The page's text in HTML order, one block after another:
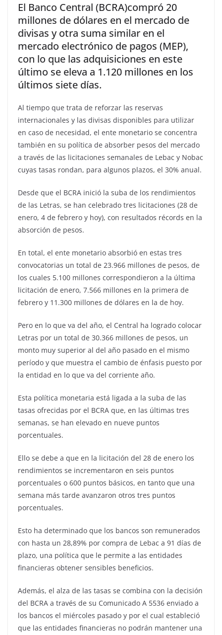
El Banco Central (BCRA)compró 20
millones de dólares en el mercado de
divisas y otra suma similar en el
mercado electrónico de pagos (MEP),
con lo que las adquisiciones en este
último se eleva a 1.120 millones en los
últimos siete días.
Al tiempo que trata de reforzar las reservas
internacionales y las divisas disponibles para utilizar
en caso de necesidad, el ente monetario se concentra
también en su política de absorber pesos del mercado
a través de las licitaciones semanales de Lebac y Nobac
cuyas tasas rondan, para algunos plazos, el 30% anual.
Desde que el BCRA inició la suba de los rendimientos
de las Letras, se han celebrado tres licitaciones (28 de
enero, 4 de febrero y hoy), con resultados récords en la
absorción de pesos.
En total, el ente monetario absorbió en estas tres
convocatorias un total de 23.966 millones de pesos, de
los cuales 5.100 millones correspondieron a la última
licitación de enero, 7.566 millones en la primera de
febrero y 11.300 millones de dólares en la de hoy.
Pero en lo que va del año, el Central ha logrado colocar
Letras por un total de 30.366 millones de pesos, un
monto muy superior al del año pasado en el mismo
período y que muestra el cambio de énfasis puesto por
la entidad en lo que va del corriente año.
Esta política monetaria está ligada a la suba de las
tasas ofrecidas por el BCRA que, en las últimas tres
semanas, se han elevado en nueve puntos
porcentuales.
Ello se debe a que en la licitación del 28 de enero los
rendimientos se incrementaron en seis puntos
porcentuales o 600 puntos básicos, en tanto que una
semana más tarde avanzaron otros tres puntos
porcentuales.
Esto ha determinado que los bancos son remunerados
con hasta un 28,89% por compra de Lebac a 91 días de
plazo, una política que le permite a las entidades
financieras obtener sensibles beneficios.
Además, el alza de las tasas se combina con la decisión
del BCRA a través de su Comunicado A 5536 enviado a
los bancos el miércoles pasado y por el cual estableció
que las entidades financieras no podrán mantener una